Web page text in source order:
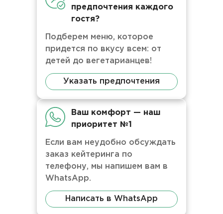
предпочтения каждого
гостя?
Подберем меню, которое
придется по вкусу всем: от
детей до вегетарианцев!
Указать предпочтения
Ваш комфорт — наш
приоритет №1
Если вам неудобно обсуждать
заказ кейтеринга по
телефону, мы напишем вам в
WhatsApp.
Написать в WhatsApp